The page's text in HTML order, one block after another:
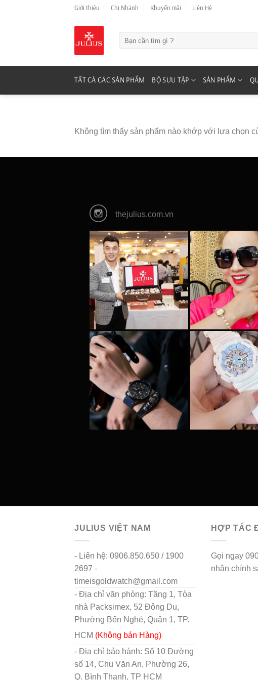
Giới thiệu Chi Nhánh Khuyến mãi Liên Hệ
kiếm:
TẤT CẢ CÁC SẢN PHẨM BỘ SƯU TẬP SẢN PHẨM
Không tìm thấy sản phẩm nào khớp với lựa chọn
thejulius.com.vn
JULIUS VIỆT NAM
- Liên hệ: 0906.850.650 / 1900
2697 -
timeisgoldwatch@gmail.com
- Địa chỉ văn phòng: Tầng 1, Tòa
nhà Packsimex, 52 Đông Du,
Phường Bến Nghé, Quận 1, TP.
HCM (Không bán Hàng)
- Địa chỉ bảo hành: Số 10 Đường
số 14, Chu Văn An, Phường 26,
Q. Bình Thạnh, TP HCM
HỢP TÁC
Gọi ngay
nhận chính